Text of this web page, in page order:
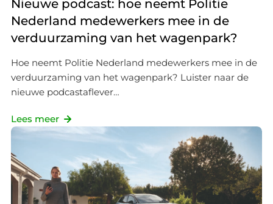
Nieuwe podcast: hoe neemt Politie
Nederland medewerkers mee in de
verduurzaming van het wagenpark?
Hoe neemt Politie Nederland medewerkers mee in de
verduurzaming van het wagenpark? Luister naar de
nieuwe podcastaflever…
Lees meer